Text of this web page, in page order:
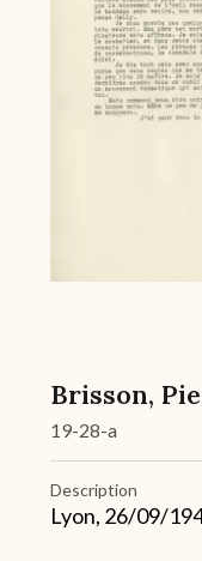
Brisson,
19-28-a
Description
Lyon, 26/09/